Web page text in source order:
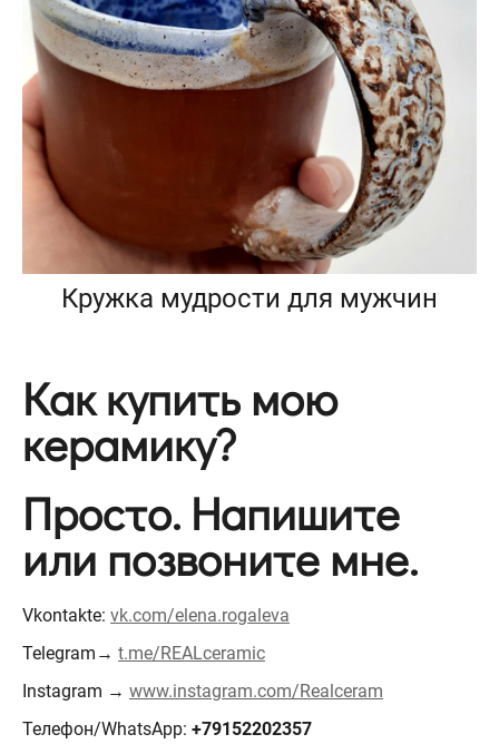
Кружка мудрости для мужчин
Как купить мою
керамику?
Просто. Напишите
или позвоните мне.
Vkontakte: vk.com/elena.rogaleva
Telegram→ t.me/REALceramic
Instagram → www.instagram.com/Realceram
Телефон/WhatsApp: +79152202357